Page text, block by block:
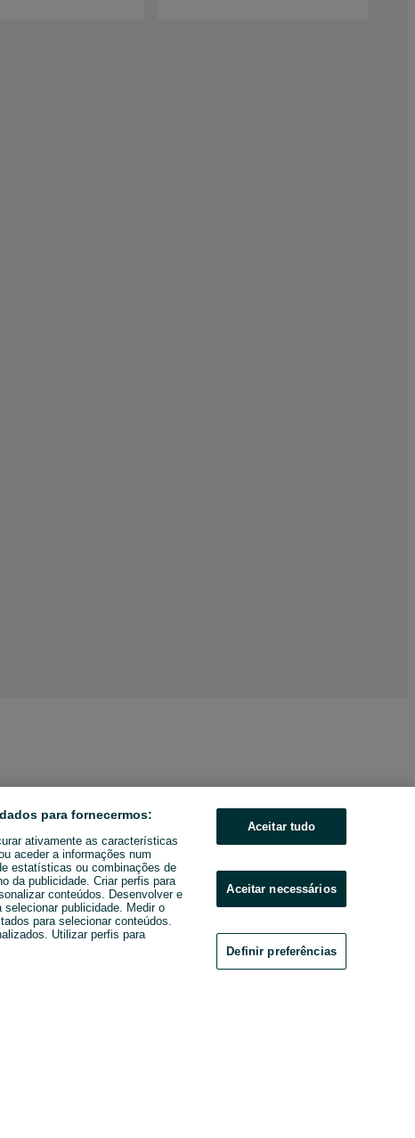
para fornecermos:
ativamente as características
aceder a informações num
estatísticas ou combinações de
da publicidade. Criar perfis para
conteúdos. Desenvolver e
publicidade. Medir o
para selecionar conteúdos.
Utilizar perfis para
Aceitar tudo
Aceitar necessários
Definir preferências